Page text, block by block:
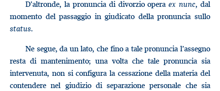
D’altronde, la pronuncia di divorzio operaex nunc, dal
momento del passaggio in giudicato della pronuncia sullo
status.
Ne segue, da un lato, che fino a tale pronuncia l’assegno
resta di mantenimento; una volta che tale pronuncia sia
intervenuta, non si configura la cessazione della materia del
contendere nel giudizio di separazione personale che sia